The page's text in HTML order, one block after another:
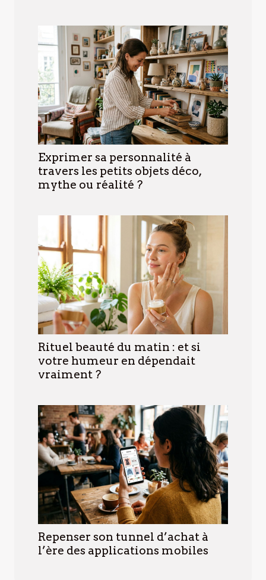
Exprimer sa personnalité à
travers les petits objets déco,
mythe ou réalité ?
Rituel beauté du matin : et si
votre humeur en dépendait
vraiment ?
Repenser son tunnel d’achat à
l’ère des applications mobiles